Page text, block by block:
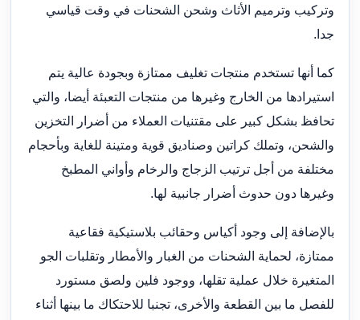
وتركيب وترميم الأثاث وشحن الشحنات في وقت قياسي
جدا.
كما أنها تستخدم منتجات تغليف ممتازة وبجودة عالية يتم
استيرادها من الخارج وغيرها من منتجات التعبئة أيضا، والتي
تحافظ بشكل كبير على مقتنيات العملاء من أضرار التخزين
والشحن، وتملك كراتين وصناديق قوية ومتينة للغاية وبأحجام
مختلفة من أجل ترتيب الزجاج والرخام وأواني المطبخ
وغيرها دون حدوث أضرار جانبية لها.
بالإضافة إلى وجود أكياس وحقائب بلاستيكية فقاعية
ممتازة، لحماية الشحنات من الغبار والأمطار وتقلبات الجو
المتغيرة خلال عملية تقلها، ووجود فلين ولصق مستورد
للفصل ما بين القطعة والأخرى، تجنبا للاحتكاك ما بينها أثناء